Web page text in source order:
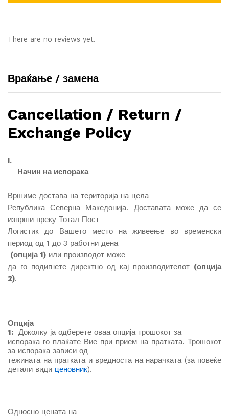
There are no reviews yet.
Враќање / замена
Cancellation / Return /
Exchange Policy
I.
Начин на испорака
Вршиме достава на територија на цела
Република Северна Македонија. Доставата може да се
изврши преку Тотал Пост
Логистик до Вашето место на живеење во временски
период од 1 до 3 работни дена
(опција 1) или производот може
да го подигнете директно од кај производителот (опција
2).
Опција
1: Доколку ја одберете оваа опција трошокот за
испорака го плаќате Вие при прием на пратката. Трошокот
за испорака зависи од
тежината на пратката и вредноста на нарачката (за повеќе
детали види ценовник).
Односно цената на